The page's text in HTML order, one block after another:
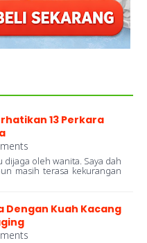
13 Perkara
dijaga oleh wanita. Saya dah
masih terasa kekurangan
Dengan Kuah Kacang